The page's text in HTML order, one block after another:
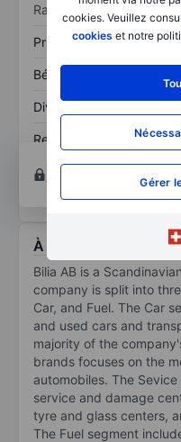
cookies. Veuillez
cookies et notre
Gérer
Ratios
Prix / ventes
Bénéfice par action
Dividende par action
Rendement des
Ouvrir un compte
techniques et
À propos Bilia AB ser.
Bilia AB is a
company is split into
Car, and Fuel. The Car
and used cars and
majority of the
brands focuses on the
automobiles. The
service and damage
tyre and glass centers,
The Fuel segment